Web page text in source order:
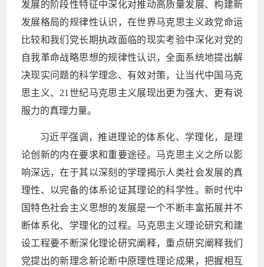
发展的阶段性特征中深化对推动高质量发展、构建新
发展格局的规律性认识，在世界马克思主义政党命运
比较和我们党长期执政面临的现实考验中深化对党的
自我革命战略思想的规律性认识，全面系统地提出解
决现实问题的科学理念、有效对策，让当代中国马克
思主义、21世纪马克思主义展现出更为强大、更有说
服力的真理力量。
习近平强调，推进理论的体系化、学理化，是理
论创新的内在要求和重要途径。马克思主义之所以影
响深远，在于其以深刻的学理揭示人类社会发展的真
理性、以完备的体系论证其理论的科学性。新时代中
国特色社会主义思想的发展是一个不断丰富拓展并不
断体系化、学理化的过程。马克思主义理论研究和建
设工程要不断深化理论研究阐释，重点研究阐释我们
党提出的新理念新论断中原理性理论成果，把握相互